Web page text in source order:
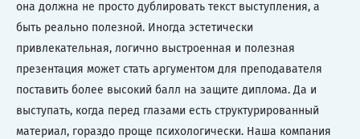
она должна не просто дублировать текст выступления, а
быть реально полезной. Иногда эстетически
привлекательная, логично выстроенная и полезная
презентация может стать аргументом для преподавателя
поставить более высокий балл на защите диплома. Да и
выступать, когда перед глазами есть структурированный
материал, гораздо проще психологически. Наша компания